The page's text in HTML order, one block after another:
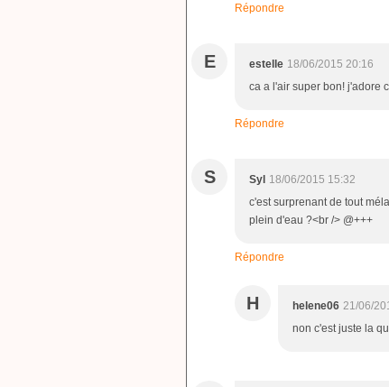
Répondre
E estelle 18/06/2015 20:16
ca a l'air super bon! j'adore
Répondre
S Syl 18/06/2015 15:32
c'est surprenant de tout
plein d'eau ?<br /> @+++
Répondre
H helene06 21/06/
non c'est juste la